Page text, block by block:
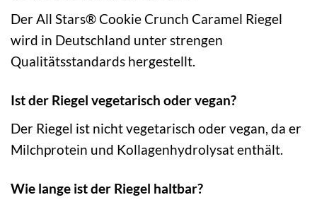
Der All Stars® Cookie Crunch Caramel Riegel
wird in Deutschland unter strengen
Qualitätsstandards hergestellt.
Ist der Riegel vegetarisch oder vegan?
Der Riegel ist nicht vegetarisch oder vegan, da er
Milchprotein und Kollagenhydrolysat enthält.
Wie lange ist der Riegel haltbar?